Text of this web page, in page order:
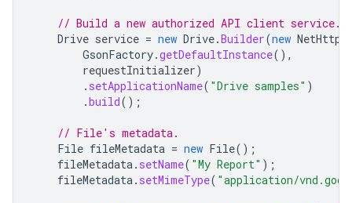
// Build a new authorized API client service.
Drive service = new Drive.Builder(new
GsonFactory.getDefaultInstance(),
requestInitializer)
. setApplicationName( "Drive samples" )
.build();
// File's metadata.
File fileMetadata = new File();
fileMetadata. setName( "My Report" );
fileMetadata. setMimeType( "application/